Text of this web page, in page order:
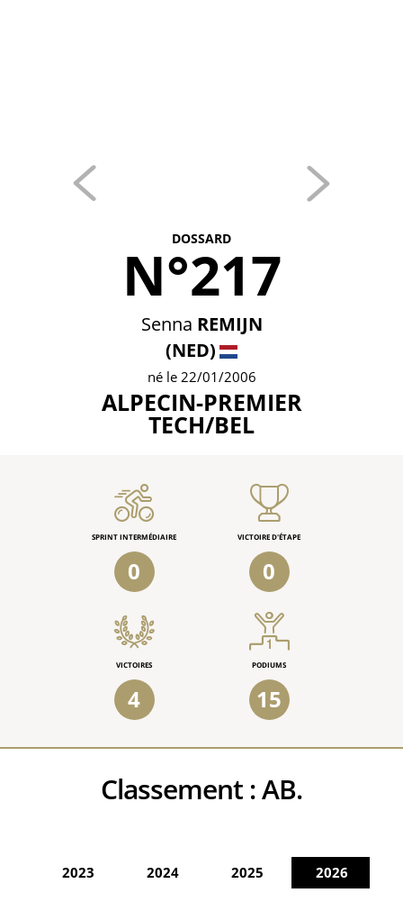
DOSSARD
N°217
Senna REMIJN
(NED)
né le 22/01/2006
ALPECIN-PREMIER
TECH/BEL
SPRINT INTERMÉDIAIRE
0
VICTOIRE D'ÉTAPE
0
VICTOIRES
4
PODIUMS
15
Classement :AB.
2023 2024 2025 2026